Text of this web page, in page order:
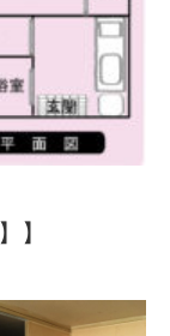
】